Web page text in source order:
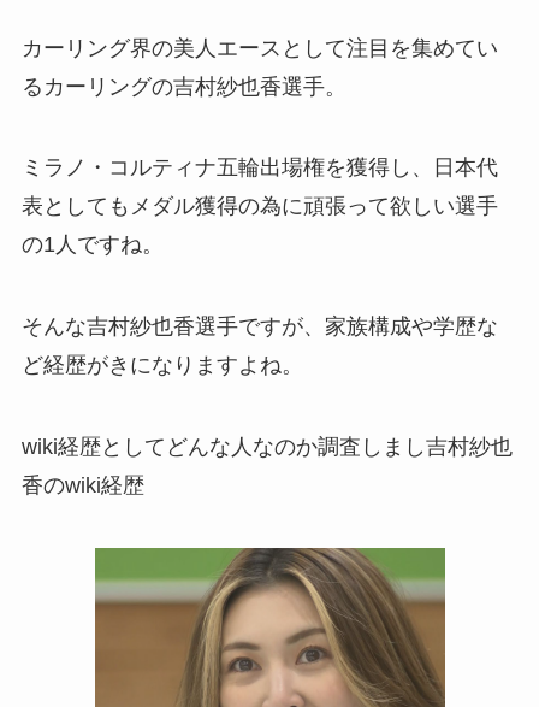
カーリング界の美人エースとして注目を集めてい
るカーリングの吉村紗也香選手。
ミラノ・コルティナ五輪出場権を獲得し、日本代
表としてもメダル獲得の為に頑張って欲しい選手
の1人ですね。
そんな吉村紗也香選手ですが、家族構成や学歴な
ど経歴がきになりますよね。
wiki経歴としてどんな人なのか調査しまし吉村紗也
香のwiki経歴